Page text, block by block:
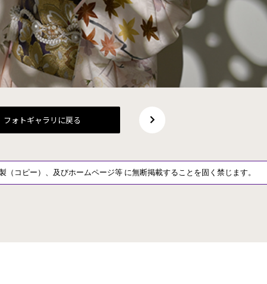
フォトギャラリに戻る
サイト内に掲載しています写真を無断で複写・複製（コピー）、及びホームページ等 に無断掲載することを固く禁じます。